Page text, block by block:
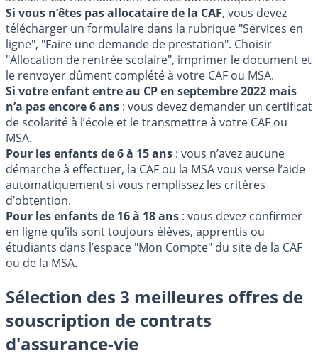
Si vous n’êtes pas allocataire de la CAF, vous devez
télécharger un formulaire dans la rubrique "Services en
ligne", "Faire une demande de prestation". Choisir
"Allocation de rentrée scolaire", imprimer le document et
le renvoyer dûment complété à votre CAF ou MSA.
Si votre enfant entre au CP en septembre 2022 mais
n’a pas encore 6 ans : vous devez demander un certificat
de scolarité à l’école et le transmettre à votre CAF ou
MSA.
Pour les enfants de 6 à 15 ans : vous n’avez aucune
démarche à effectuer, la CAF ou la MSA vous verse l’aide
automatiquement si vous remplissez les critères
d’obtention.
Pour les enfants de 16 à 18 ans : vous devez confirmer
en ligne qu’ils sont toujours élèves, apprentis ou
étudiants dans l’espace "Mon Compte" du site de la CAF
ou de la MSA.
Sélection des 3 meilleures offres de
souscription de contrats
d'assurance-vie